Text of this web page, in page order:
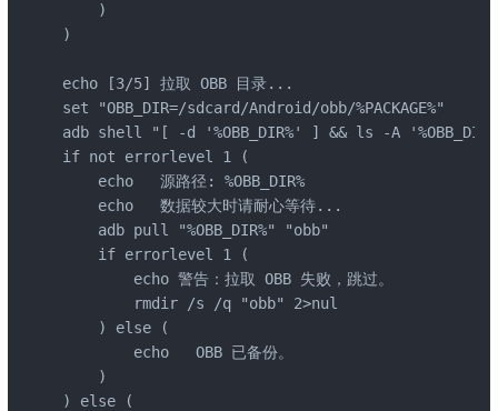
    )
)
echo [3/5] 拉取 OBB 目录...
set "OBB_DIR=/sdcard/Android/obb/%PACKAGE%"
adb shell "[ -d '%OBB_DIR%' ] && ls -A
if not errorlevel 1 (
    echo   源路径: %OBB_DIR%
    echo   数据较大时请耐心等待...
    adb pull "%OBB_DIR%" "obb"
    if errorlevel 1 (
        echo 警告：拉取 OBB 失败，跳过。
        rmdir /s /q "obb" 2>nul
    ) else (
        echo   OBB 已备份。
    )
) else (